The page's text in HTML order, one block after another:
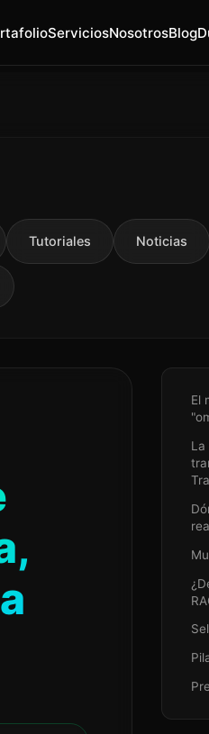
ServiciosNosotrosBlog
Tutoriales Noticias
El
La